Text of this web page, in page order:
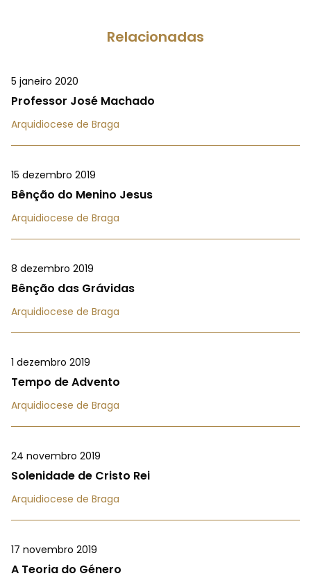
Relacionadas
5 janeiro 2020
Professor José Machado
Arquidiocese de Braga
15 dezembro 2019
Bênção do Menino Jesus
Arquidiocese de Braga
8 dezembro 2019
Bênção das Grávidas
Arquidiocese de Braga
1 dezembro 2019
Tempo de Advento
Arquidiocese de Braga
24 novembro 2019
Solenidade de Cristo Rei
Arquidiocese de Braga
17 novembro 2019
A Teoria do Género